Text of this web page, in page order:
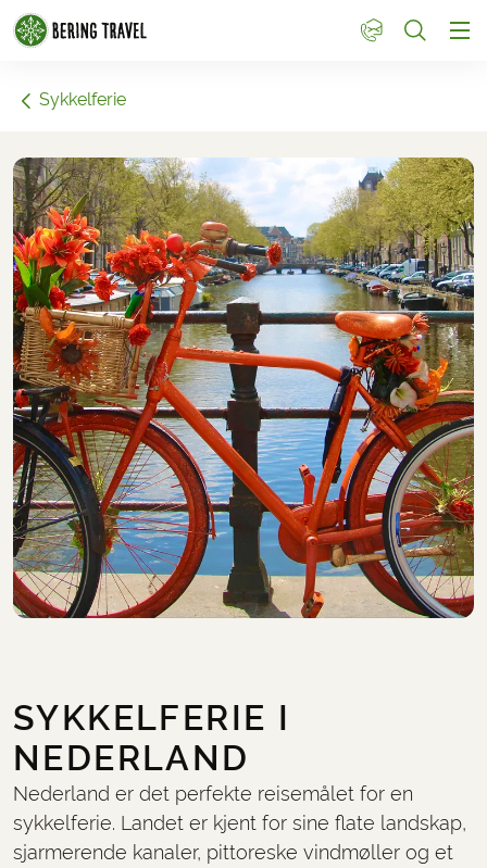
1
Sykkelferie
SYKKELFERIE I
NEDERLAND
Nederland er det perfekte reisemålet for en
sykkelferie. Landet er kjent for sine flate landskap,
sjarmerende kanaler, pittoreske vindmøller og et